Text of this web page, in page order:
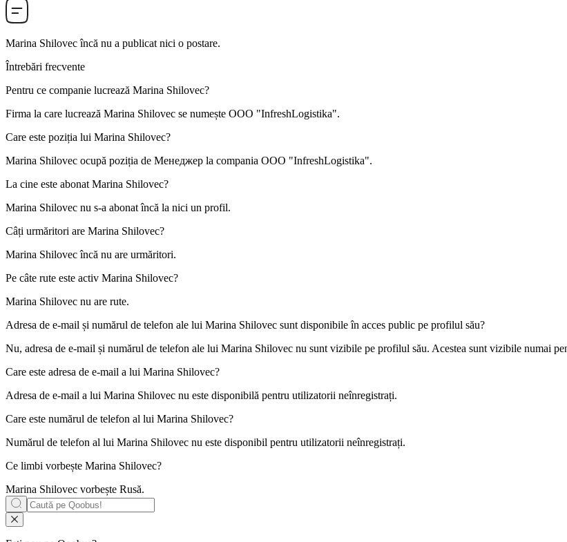
Marina Shilovecîncă nu a publicat nici o postare.
Întrebări frecvente
Pentru ce companie lucrează Marina Shilovec?
Firma la care lucrează Marina Shilovec se numește OOO "InfreshLogistika".
Care este poziția lui Marina Shilovec?
Marina Shilovec ocupă poziția de Менеджер la compania OOO "InfreshLogistika".
La cine este abonat Marina Shilovec?
Marina Shilovec nu s-a abonat încă la nici un profil.
Câți urmăritori are Marina Shilovec?
Marina Shilovec încă nu are urmăritori.
Pe câte rute este activ Marina Shilovec?
Marina Shilovec nu are rute.
Adresa de e-mail și numărul de telefon ale lui Marina Shilovec sunt disponibile în acces public pe profilul său?
Nu, adresa de e-mail și numărul de telefon ale lui Marina Shilovec nu sunt vizibile pe profilul său. Acestea sunt vizibile numai
Care este adresa de e-mail a lui Marina Shilovec?
Adresa de e-mail a lui Marina Shilovec nu este disponibilă pentru utilizatorii neînregistrați.
Care este numărul de telefon al lui Marina Shilovec?
Numărul de telefon al lui Marina Shilovec nu este disponibil pentru utilizatorii neînregistrați.
Ce limbi vorbește Marina Shilovec?
Marina Shilovec vorbește Rusă.